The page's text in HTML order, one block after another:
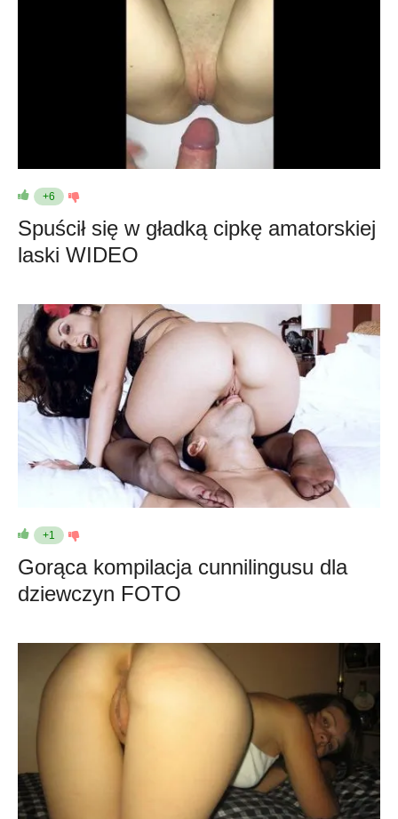
+6
Spuścił się w gładką cipkę amatorskiej
laski WIDEO
+1
Gorąca kompilacja cunnilingusu dla
dziewczyn FOTO